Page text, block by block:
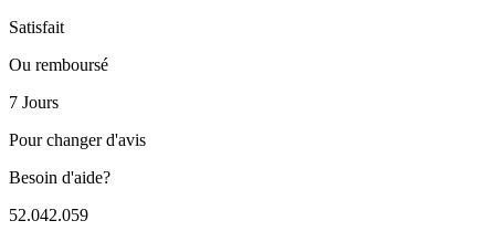
Satisfait
Ou remboursé
7 Jours
Pour changer d'avis
Besoin d'aide?
52.042.059